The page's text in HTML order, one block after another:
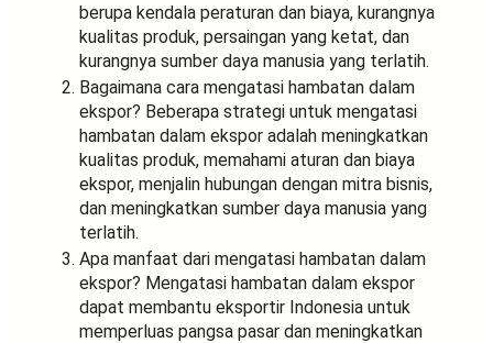
berupa kendala peraturan dan biaya, kurangnya
kualitas produk, persaingan yang ketat, dan
kurangnya sumber daya manusia yang terlatih.
Bagaimana cara mengatasi hambatan dalam
ekspor? Beberapa strategi untuk mengatasi
hambatan dalam ekspor adalah meningkatkan
kualitas produk, memahami aturan dan biaya
ekspor, menjalin hubungan dengan mitra bisnis,
dan meningkatkan sumber daya manusia yang
terlatih.
Apa manfaat dari mengatasi hambatan dalam
ekspor? Mengatasi hambatan dalam ekspor
dapat membantu eksportir Indonesia untuk
memperluas pangsa pasar dan meningkatkan